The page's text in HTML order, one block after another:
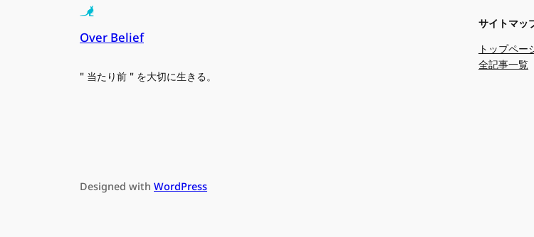
Over Belief
" 当たり前 " を大切に生きる。
サイトマッ
トップペー
全記事一覧
Designed with WordPress